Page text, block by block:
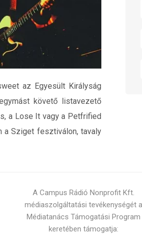
az Egyesült Királyság
követő listavezető
a Lose It vagy a Petfrified
a Sziget fesztiválon, tavaly
A Campus Rádió Nonprofit Kft.
médiaszolgáltatási tevékenységét a
Médiatanács Támogatási Program
keretében támogatja: